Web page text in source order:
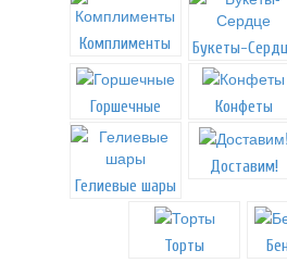
Комплименты Букеты-
Горшечные Конфеты
Гелиевые шары
Доставим!
Торты